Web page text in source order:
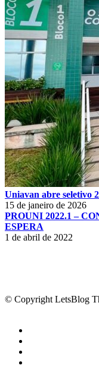
Uniavan abre seletivo
15 de janeiro de 2026
PROUNI 2022.1 –
ESPERA
1 de abril de 2022
© Copyright LetsBlog